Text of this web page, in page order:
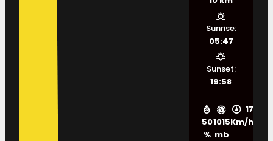
50
%
1015
mb
17
Km/h
Sunrise:
05:47
Sunset:
19:58